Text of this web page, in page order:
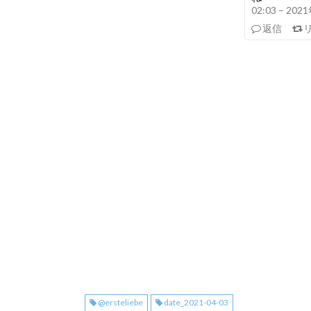
02:03 – 2021
返信
@ersteliebe date_2021-04-03